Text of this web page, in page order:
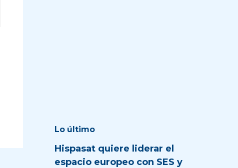
Lo último
Hispasat quiere liderar el
espacio europeo con SES y